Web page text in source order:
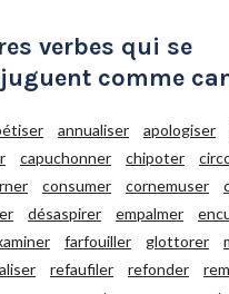
verbes qui se
comme
annualiser apologiser
capuchonner chipoter
consumer cornemuser
désaspirer empalmer
farfouiller glottorer
refaufiler refonder